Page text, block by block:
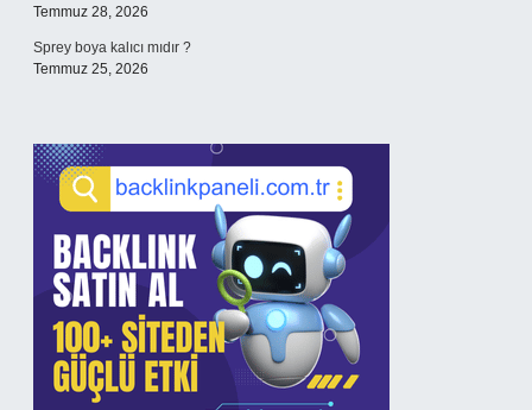
Temmuz 28, 2026
Sprey boya kalıcı mıdır ?
Temmuz 25, 2026